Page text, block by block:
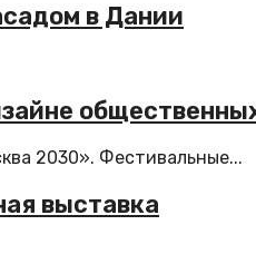
в Дании
2030». Фестивальные...
выставка